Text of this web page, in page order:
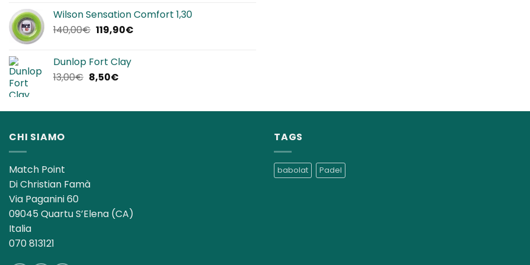
era:
25,00€.
è:
22,90€.
Wilson Sensation Comfort 1,30
140,00€ Il
era:
140,00€.
119,90€Il
Dunlop Fort Clay
13,00€ Il
era:
8,50€Il
è:
CHI SIAMO
Match Point
Di Christian Famà
Via Paganini 60
09045 Quartu S’Elena (CA)
Italia
070 813121
TAGS
babolat Padel